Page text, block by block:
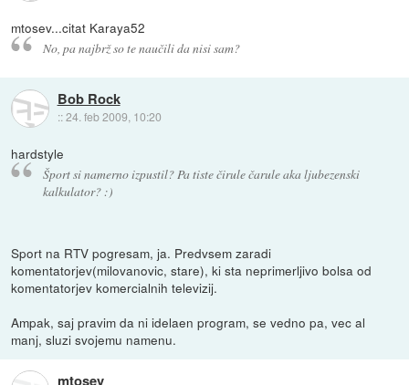
mtosev...citat Karaya52
No, pa najbrž so te naučili da nisi sam?
Bob Rock
::24. feb 2009, 10:20
hardstyle
Šport si namerno izpustil? Pa tiste čirule čarule aka ljubezenski
kalkulator? :)
Sport na RTV pogresam, ja. Predvsem zaradi
komentatorjev(milovanovic, stare), ki sta neprimerljivo bolsa od
komentatorjev komercialnih televizij.
Ampak, saj pravim da ni idelaen program, se vedno pa, vec al
manj, sluzi svojemu namenu.
mtosev